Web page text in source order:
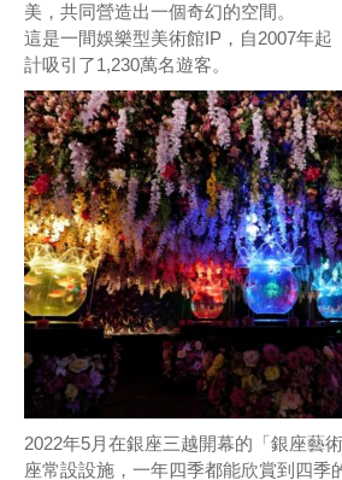
美，共同營造出一個奇幻的空間。
這是一間娛樂型美術館IP，自2007年起
計吸引了1,230萬名遊客。
2022年5月在銀座三越開幕的「銀座藝
座常設設施，一年四季都能欣賞到四季